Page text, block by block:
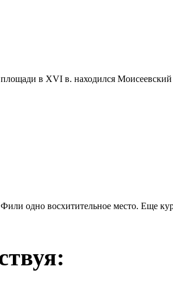
в XVI в. находился
одно восхитительное место. Еще